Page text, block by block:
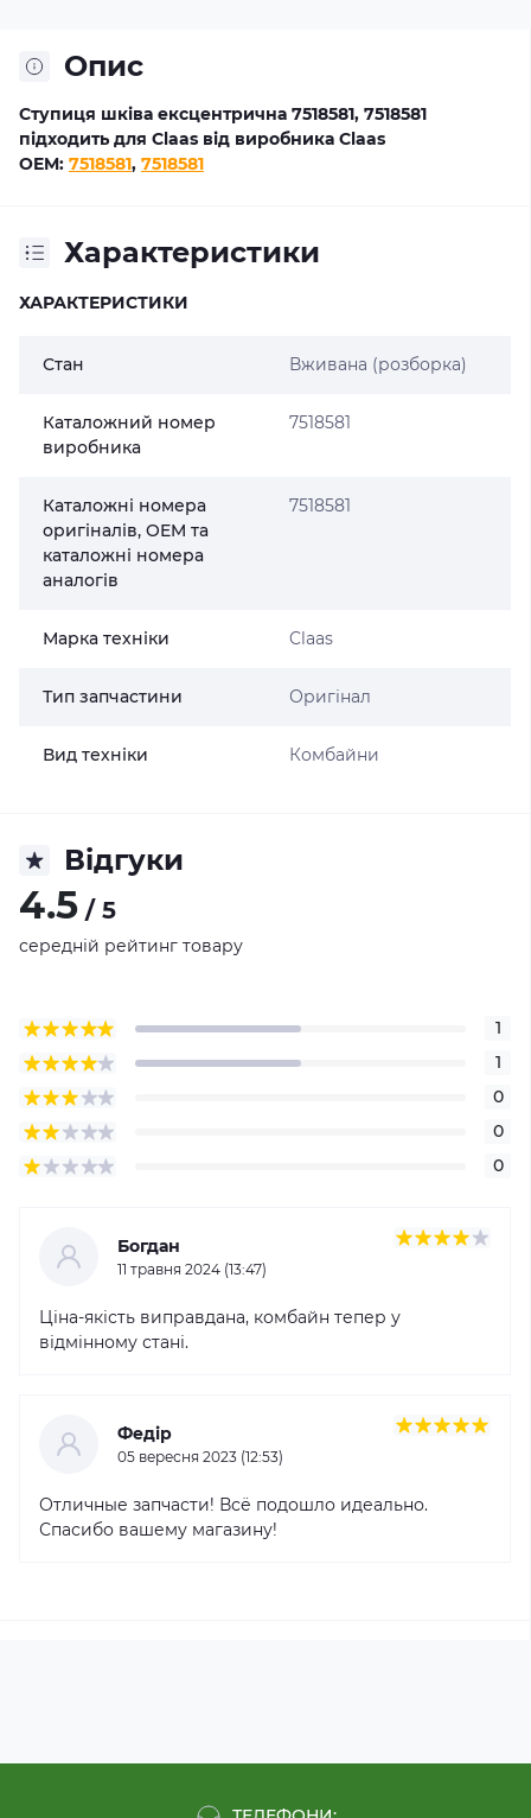
Опис
Ступиця шківа ексцентрична 7518581, 7518581
підходить для Claas від виробника Claas
OEM: 7518581, 7518581
Характеристики
ХАРАКТЕРИСТИКИ
Стан Вживана (розборка)
Каталожний номер
виробника
7518581
Каталожні номера
оригіналів, OEM та
каталожні номера
аналогів
7518581
Марка техніки Claas
Тип запчастини Оригінал
Вид техніки Комбайни
Відгуки
4.5 / 5
середній рейтинг товару
1
1
0
0
0
Богдан
11 травня 2024 (13:47)
Ціна-якість виправдана, комбайн тепер у
відмінному стані.
Федір
05 вересня 2023 (12:53)
Отличные запчасти! Всё подошло идеально.
Спасибо вашему магазину!